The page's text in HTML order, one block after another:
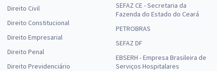
Direito Civil
Direito Constitucional
Direito Empresarial
Direito Penal
Direito Previdenciário
SEFAZ CE - Secretaria da
Fazenda do Estado do Ceará
PETROBRAS
SEFAZ DF
EBSERH - Empresa Brasileira de
Serviços Hospitalares